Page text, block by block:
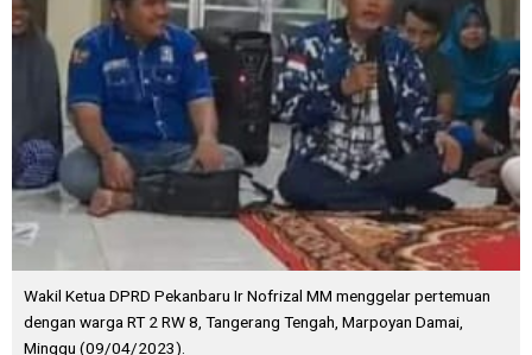
Wakil Ketua DPRD Pekanbaru Ir Nofrizal MM menggelar pertemuan
dengan warga RT 2 RW 8, Tangerang Tengah, Marpoyan Damai,
Minggu (09/04/2023).